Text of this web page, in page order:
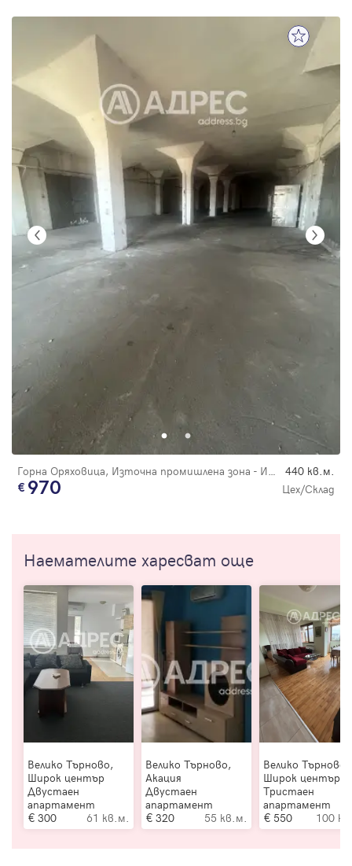
Горна Оряховица, Източна промишлена зона - ИПЗ 440 кв.м.
970 Цех/Склад
Наемателите харесват още
Велико Търново,
Широк център
Двустаен
апартамент
300
61 кв.м.
Велико Търново,
Акация
Двустаен
апартамент
320
55 кв.м.
Велико Търново,
Широк център
Тристаен
апартамент
550
100